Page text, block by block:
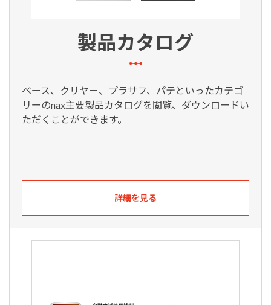
製品カタログ
ベース、クリヤー、プラサフ、パテといったカテゴ
リーのnax主要製品カタログを閲覧、ダウンロードい
ただくことができます。
詳細を見る